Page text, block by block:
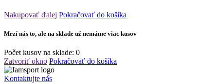
Nakupovať ďalej Pokračovať do košíka
Mrzí nás to, ale na sklade už nemáme viac kusov
Počet kusov na sklade: 0
Zatvoriť okno Pokračovať do košíka
Kontaktujte nás